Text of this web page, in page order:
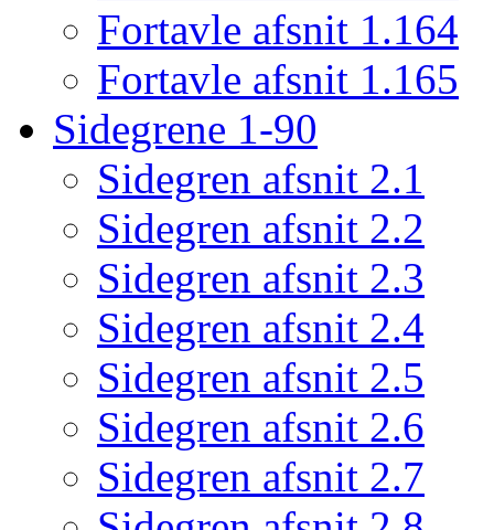
Fortavle afsnit 1.164
Fortavle afsnit 1.165
Sidegrene 1-90
Sidegren afsnit 2.1
Sidegren afsnit 2.2
Sidegren afsnit 2.3
Sidegren afsnit 2.4
Sidegren afsnit 2.5
Sidegren afsnit 2.6
Sidegren afsnit 2.7